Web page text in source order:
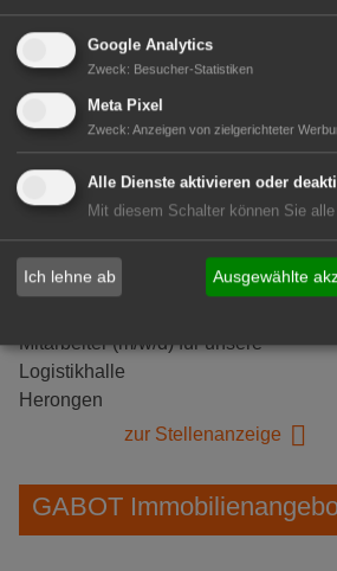
Mitarbeiter (m/w/d) für unsere
Logistikhalle
Herongen
zur Stellenanzeige
GABOT
Google Analytics
Zweck: Besucher-Statistiken
Meta Pixel
Zweck: Anzeigen von zielgerichteter
Alle Dienste aktivieren oder
Mit diesem Schalter können Sie
Ich lehne ab Ausgewählte